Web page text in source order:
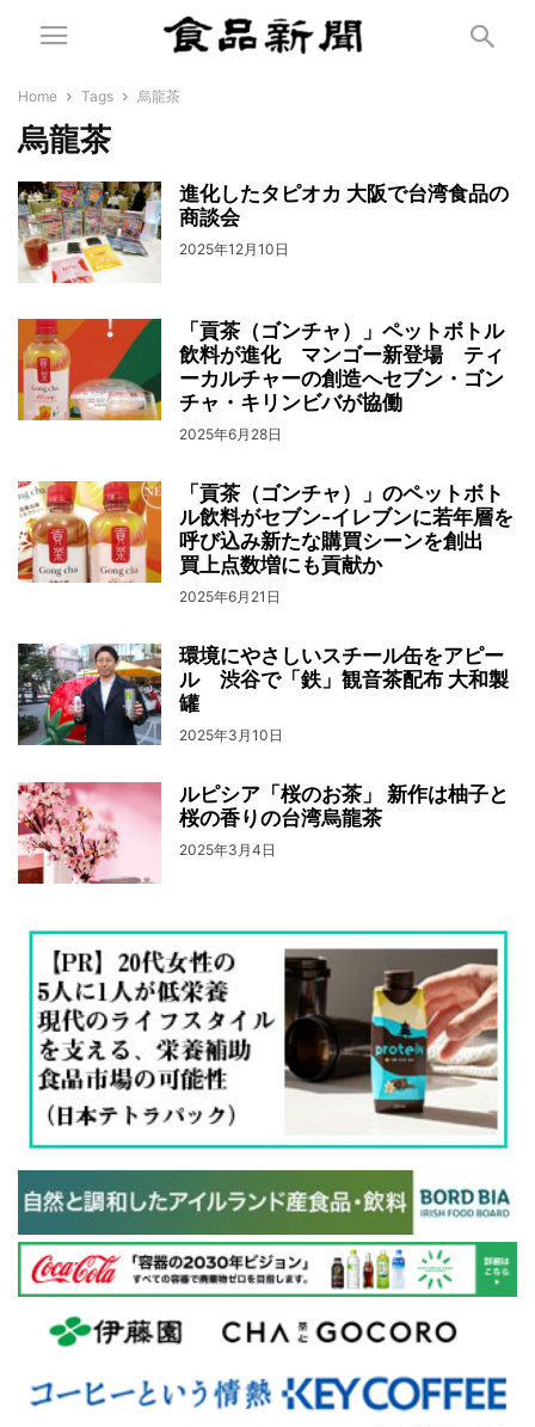
Home Tags 烏龍茶
烏龍茶
進化したタピオカ 大阪で台湾食品の
商談会
2025年12月10日
「貢茶（ゴンチャ）」ペットボトル
飲料が進化 マンゴー新登場 ティ
ーカルチャーの創造へセブン・ゴン
チャ・キリンビバが協働
2025年6月28日
「貢茶（ゴンチャ）」のペットボト
ル飲料がセブン‐イレブンに若年層を
呼び込み新たな購買シーンを創出
買上点数増にも貢献か
2025年6月21日
環境にやさしいスチール缶をアピー
ル 渋谷で「鉄」観音茶配布 大和製
罐
2025年3月10日
ルピシア「桜のお茶」 新作は柚子と
桜の香りの台湾烏龍茶
2025年3月4日